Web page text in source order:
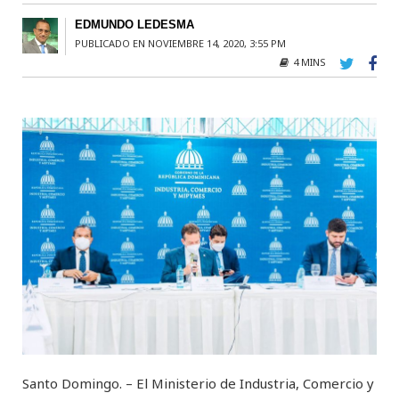
EDMUNDO LEDESMA
PUBLICADO EN NOVIEMBRE 14, 2020, 3:55 PM
4 MINS
Santo Domingo. – El Ministerio de Industria, Comercio y